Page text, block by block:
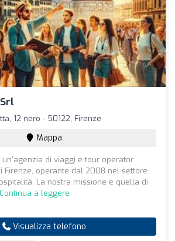
12 nero - 50122, Firenze
Mappa
un'agenzia di viaggi e tour operator
Firenze, operante dal 2008 nel settore
La nostra missione è quella di
Continua a leggere
Visualizza telefono